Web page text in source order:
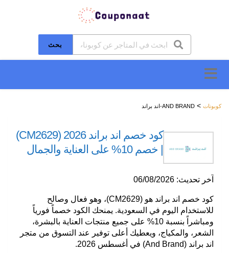
بحث
إلى
المحتوى
كوبونات > AND BRAND-اند براند
كود خصم اند براند 2026 (CM2629)
| خصم 10% على العناية والجمال
آخر تحديث: 06/08/2026
كود خصم اند براند هو (CM2629)
، وهو فعال وصالح
للاستخدام اليوم في السعودية. يمنحك الكود خصماً فورياً
ومباشراً بنسبة 10%
على جميع منتجات العناية بالبشرة،
الشعر، والمكياج، ويعطيك أعلى توفير عند التسوق من متجر
اند براند (And Brand) في أغسطس 2026.